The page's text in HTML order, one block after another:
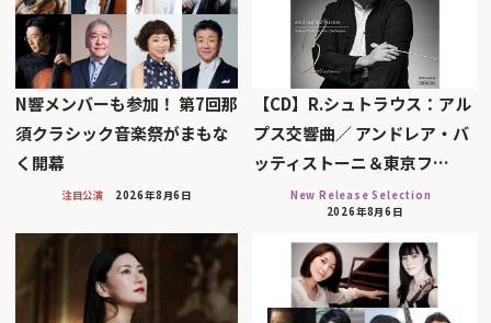
N響メンバーも参加！ 第7回那
須クラシック音楽祭がまもな
く開幕
注目公演 2026年8月6日
【CD】R.シュトラウス：アル
プス交響曲／ アンドレア・バ
ッティストーニ＆東京フ…
New Release Selection
2026年8月6日